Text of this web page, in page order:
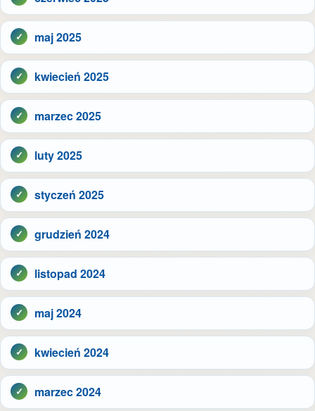
maj 2025
kwiecień 2025
marzec 2025
luty 2025
styczeń 2025
grudzień 2024
listopad 2024
maj 2024
kwiecień 2024
marzec 2024